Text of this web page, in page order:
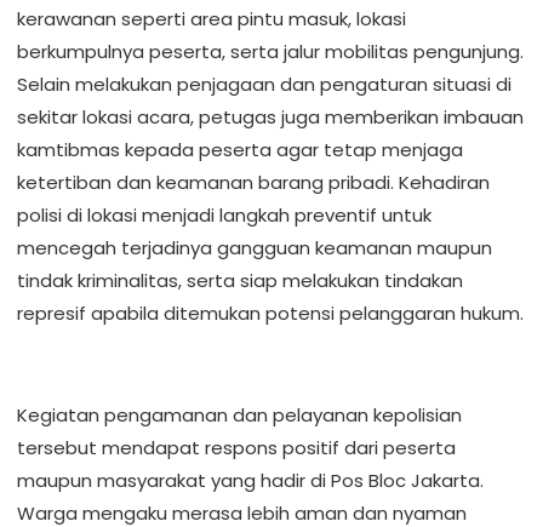
kerawanan seperti area pintu masuk, lokasi
berkumpulnya peserta, serta jalur mobilitas pengunjung.
Selain melakukan penjagaan dan pengaturan situasi di
sekitar lokasi acara, petugas juga memberikan imbauan
kamtibmas kepada peserta agar tetap menjaga
ketertiban dan keamanan barang pribadi. Kehadiran
polisi di lokasi menjadi langkah preventif untuk
mencegah terjadinya gangguan keamanan maupun
tindak kriminalitas, serta siap melakukan tindakan
represif apabila ditemukan potensi pelanggaran hukum.
Kegiatan pengamanan dan pelayanan kepolisian
tersebut mendapat respons positif dari peserta
maupun masyarakat yang hadir di Pos Bloc Jakarta.
Warga mengaku merasa lebih aman dan nyaman